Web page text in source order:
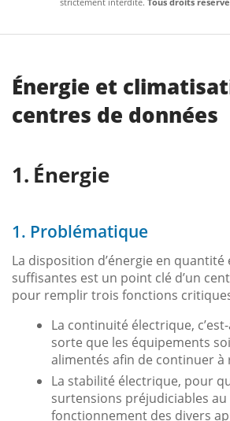
Énergie et
centres de données
Énergie
1. Problématique
La disposition d’énergie en quantité
suffisantes est un point clé d’un
pour remplir trois fonctions
La continuité électrique,
sorte que les équipements
alimentés afin de continuer à
La stabilité électrique, pour
surtensions préjudiciables au
fonctionnement des divers